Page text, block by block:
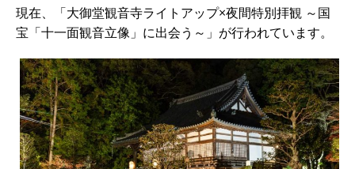
c
e
b
o
o
k
e e
n
a
r
e
a
d
s
現在、「大御堂観音寺ライトアップ×夜間特別拝観 ～国
宝「十一面観音立像」に出会う～」が行われています。